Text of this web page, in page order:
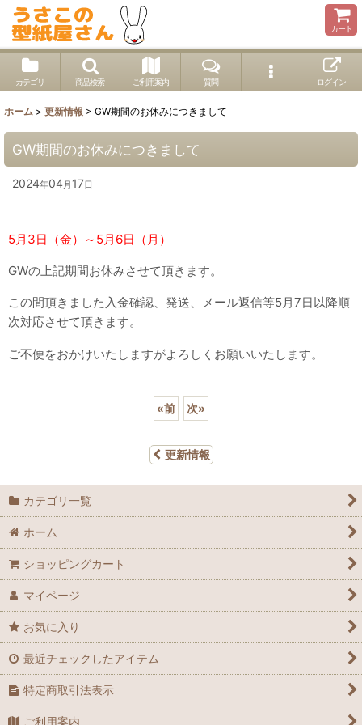
カート
カテゴリ 商品検索 ご利用案内 質問 ログイン
ホーム > 更新情報 > GW期間のお休みにつきまして
GW期間のお休みにつきまして
2024年04月 17日
5月3日（金）～5月6日（月）
GWの上記期間お休みさせて頂きます。
この間頂きました入金確認、発送、メール返信等5月7日以降順
次対応させて頂きます。
ご不便をおかけいたしますがよろしくお願いいたします。
«前 次»
更新情報
カテゴリ一覧
ホーム
ショッピングカート
マイページ
お気に入り
最近チェックしたアイテム
特定商取引法表示
ご利用案内